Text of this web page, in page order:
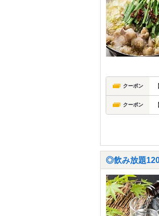
クーポン
クーポン
◎飲み放題